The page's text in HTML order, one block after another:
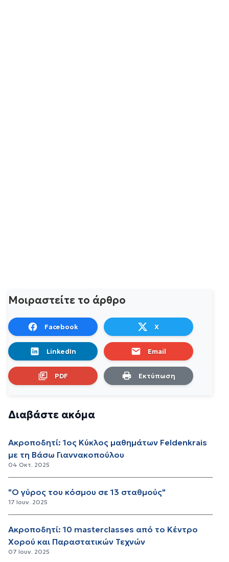
Μοιραστείτε το άρθρο
Facebook X
LinkedIn Email
PDF Εκτύπωση
Διαβάστε ακόμα
Ακροποδητί: 1oς Κύκλος μαθημάτων Feldenkrais
με τη Βάσω Γιαννακοπούλου
04 Οκτ. 2025
"Ο γύρος του κόσμου σε 13 σταθμούς"
17 Ιουν. 2025
Ακροποδητί: 10 masterclasses από το Κέντρο
Χορού και Παραστατικών Τεχνών
07 Ιουν. 2025